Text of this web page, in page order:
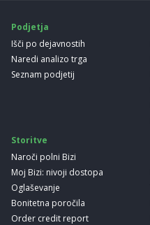
Podjetja
Išči po dejavnostih
Naredi analizo trga
Seznam podjetij
Storitve
Naroči polni Bizi
Moj Bizi: nivoji dostopa
Oglaševanje
Bonitetna poročila
Order credit report